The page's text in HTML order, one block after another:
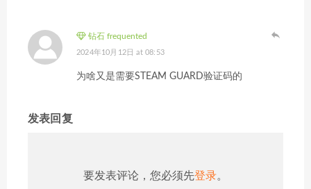
钻石 frequented
2024年10月12日 at 08:53
为啥又是需要STEAM GUARD验证码的
发表回复
要发表评论，您必须先登录。